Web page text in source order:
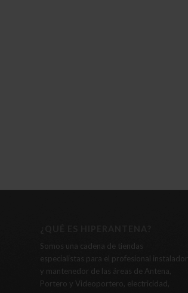
Somos una cadena de tiendas
especialistas para el profesional instalador
y mantenedor de las áreas de Antena,
Portero y Videoportero, electricidad,